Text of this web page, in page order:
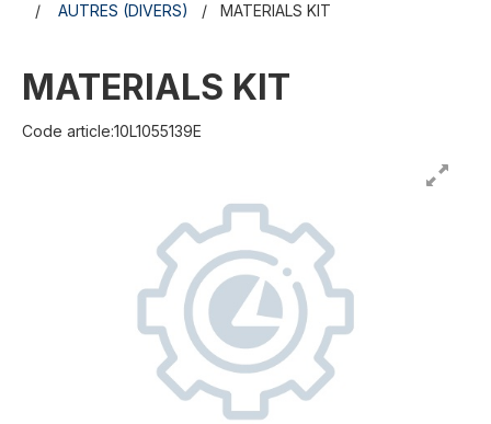
AUTRES (DIVERS)
MATERIALS KIT
MATERIALS KIT
Code article:10L1055139E